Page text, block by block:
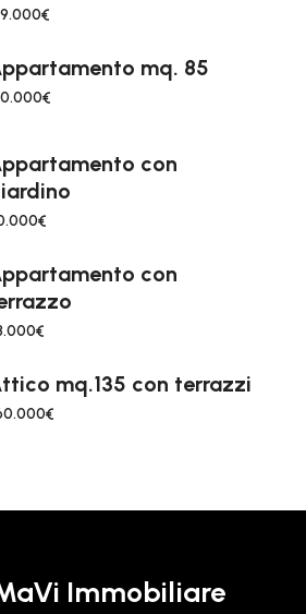
mq. 85
con
con
mq.135 con terrazzi
Immobiliare